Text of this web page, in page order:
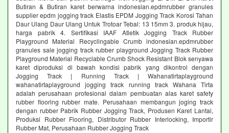
Butiran & Butiran karet berwarna indonesian.epdmrubber granules
supplier epdm jogging track Elastis EPDM Jogging Track Korosi Tahan
Daur Ulang Daur Ulang Untuk Trotoar Tebal: 13 15mm 3. produk hijau,
harga pabrik 4. Sertifikasi IAAF Atletik Jogging Track Rubber
Playground Material Recyclingable Crumb indonesian.epdmrubber
granules sale jogging track rubber playground Jogging Track Rubber
Playground Material Recyclable Crumb Shock Resistant Blok senyawa
karet diproduksi di bawah kondisi pabrik yang dikontrol dengan
Jogging Track | Running Track | Wahanatirtaplayground
wahanatirtaplayground jogging track running track Wahana Tirta
adalah perusahaan profesional dalam pembuatan alas karet safety
rubber flooring rubber mate. Perusahaan membangun joging track
dengan rubber Pabrik Rubber Jogging Track, Produsen Karet Lantai,
Produksi Rubber Flooring, Distributor Rubber Interlocking, Importir
Rubber Mat, Perusahaan Rubber Jogging Track